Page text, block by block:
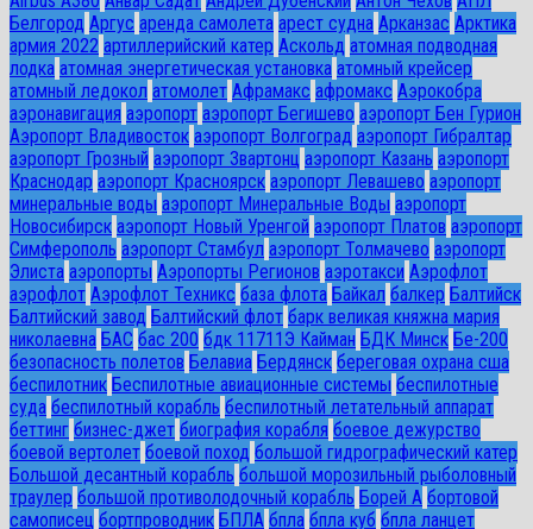
Белгород Аргус аренда самолета арест судна Арканзас Арктика
армия 2022 артиллерийский катер Аскольд атомная подводная
лодка атомная энергетическая установка атомный крейсер
атомный ледокол атомолет Афрамакс афромакс Аэрокобра
аэронавигация аэропорт аэропорт Бегишево аэропорт Бен Гурион
Аэропорт Владивосток аэропорт Волгоград аэропорт Гибралтар
аэропорт Грозный аэропорт Звартонц аэропорт Казань аэропорт
Краснодар аэропорт Красноярск аэропорт Левашево аэропорт
минеральные воды аэропорт Минеральные Воды аэропорт
Новосибирск аэропорт Новый Уренгой аэропорт Платов аэропорт
Симферополь аэропорт Стамбул аэропорт Толмачево аэропорт
Элиста аэропорты Аэропорты Регионов аэротакси Аэрофлот
аэрофлот Аэрофлот Техникс база флота Байкал балкер Балтийск
Балтийский завод Балтийский флот барк великая княжна мария
николаевна БАС бас 200 бдк 11711Э Кайман БДК Минск Бе-200
безопасность полетов Белавиа Бердянск береговая охрана сша
беспилотник Беспилотные авиационные системы беспилотные
суда беспилотный корабль беспилотный летательный аппарат
беттинг бизнес-джет биография корабля боевое дежурство
боевой вертолет боевой поход большой гидрографический катер
Большой десантный корабль большой морозильный рыболовный
траулер большой противолодочный корабль Борей А бортовой
самописец бортпроводник БПЛА бпла бпла куб бпла ланцет